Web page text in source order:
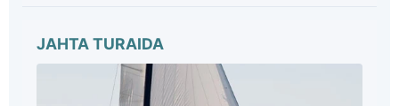
JAHTA TURAIDA